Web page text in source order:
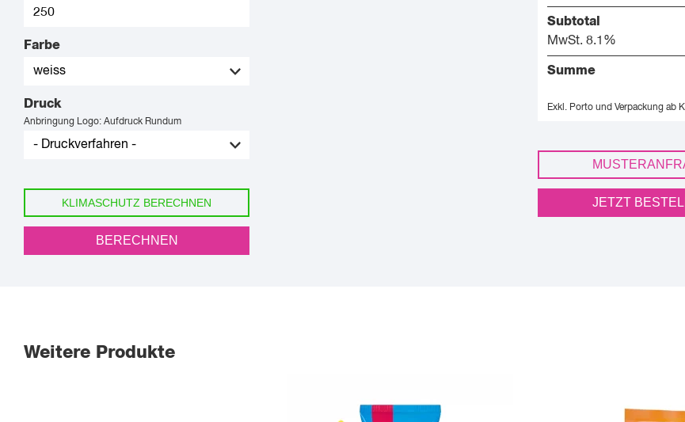
Farbe
Druck
Anbringung Logo: Aufdruck Rundum
KLIMASCHUTZ BERECHNEN
BERECHNEN
Subtotal
MwSt. 8.1%
Summe
Exkl. Porto und Verpackung ab
JETZT
Weitere Produkte